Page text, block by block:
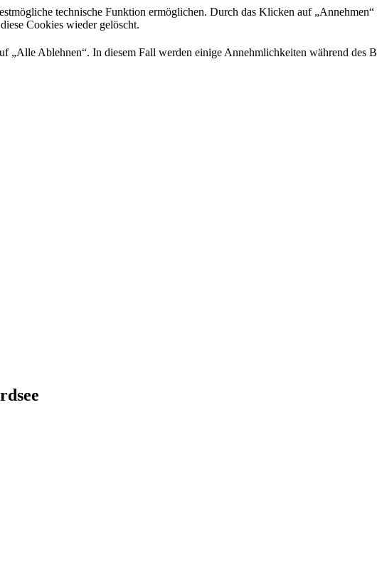
technische Funktion ermöglichen. Durch das Klicken auf
Cookies wieder gelöscht.
Ablehnen“. In diesem Fall werden einige Annehmlichkeiten während des